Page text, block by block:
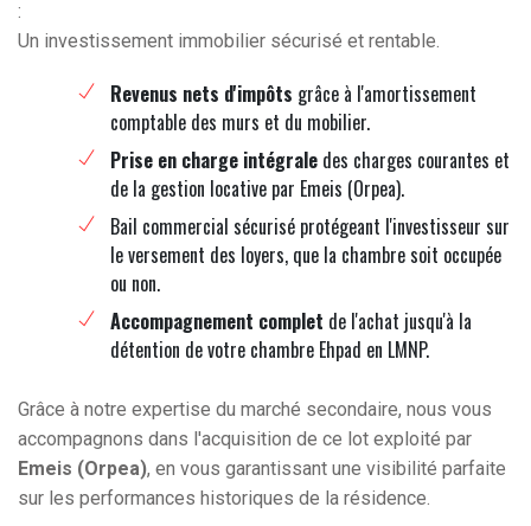
:
Un investissement immobilier sécurisé et rentable.
Revenus nets d'impôts grâce à l'amortissement
comptable des murs et du mobilier.
Prise en charge intégrale des charges courantes et
de la gestion locative par Emeis (Orpea).
Bail commercial sécurisé protégeant l'investisseur sur
le versement des loyers, que la chambre soit occupée
ou non.
Accompagnement complet de l'achat jusqu'à la
détention de votre chambre Ehpad en LMNP.
Grâce à notre expertise du marché secondaire, nous vous
accompagnons dans l'acquisition de ce lot exploité par
Emeis (Orpea), en vous garantissant une visibilité parfaite
sur les performances historiques de la résidence.